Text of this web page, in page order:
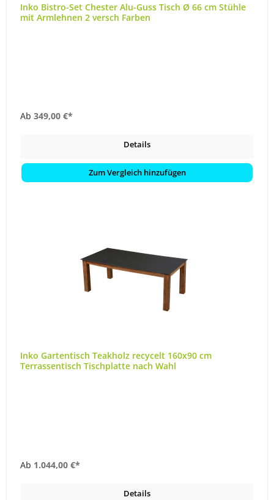
Inko Bistro-Set Chester Alu-Guss Tisch Ø 66 cm Stühle
mit Armlehnen 2 versch Farben
Ab 349,00 €*
Details
Zum Vergleich hinzufügen
Inko Gartentisch Teakholz recycelt 160x90 cm
Terrassentisch Tischplatte nach Wahl
Ab 1.044,00 €*
Details